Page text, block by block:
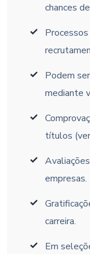
chances
Podem
mediante
títulos
empresas.
carreira.
Em